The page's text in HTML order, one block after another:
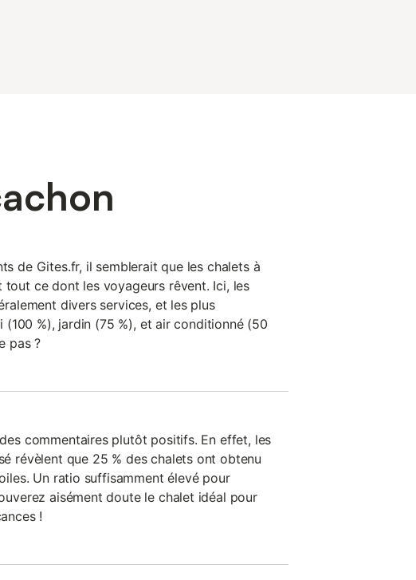
de Gites.fr, il semblerait que les chalets à
tout ce dont les voyageurs rêvent. Ici, les
divers services, et les plus
(100 %), jardin (75 %), et air conditionné (50
pas ?
commentaires plutôt positifs. En effet, les
révèlent que 25 % des chalets ont obtenu
Un ratio suffisamment élevé pour
aisément doute le chalet idéal pour
!